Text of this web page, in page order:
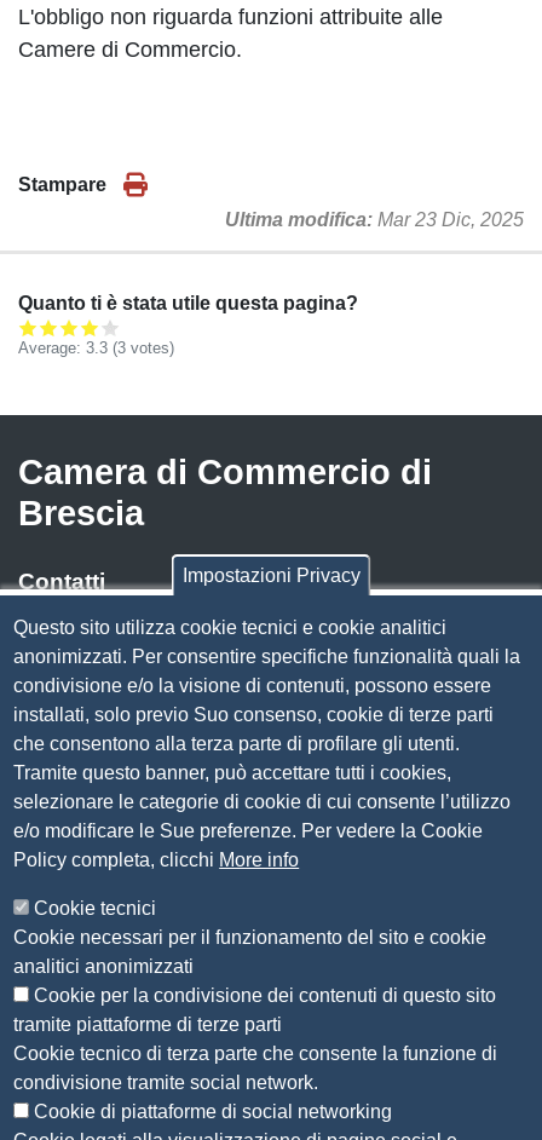
L'obbligo non riguarda funzioni attribuite alle
Camere di Commercio.
Stampare
Ultima modifica Mar 23 Dic, 2025
Quanto ti è stata utile questa pagina?
Average: 3.3 (3 votes)
Camera di Commercio di
Brescia
Contatti
Via Luigi Einaudi, 23, 25121 Brescia BS
Tel. 030 37251
PECcamera.brescia@bs.legalmail.camcom.it
P.IVA 00859790172
C.F. 80013870177
Contatti
Amministrazione Trasparente
Organizzazione
Bandi di concorso
Bandi di gara e contratti
Provvedimenti
Attività e procedimenti
Seguici su
Impostazioni Privacy
Questo sito utilizza cookie tecnici e cookie analitici
anonimizzati. Per consentire specifiche funzionalità quali la
condivisione e/o la visione di contenuti, possono essere
installati, solo previo Suo consenso, cookie di terze parti
che consentono alla terza parte di profilare gli utenti.
Tramite questo banner, può accettare tutti i cookies,
selezionare le categorie di cookie di cui consente l’utilizzo
e/o modificare le Sue preferenze. Per vedere la Cookie
Policy completa, clicchi More info
Cookie tecnici
Cookie necessari per il funzionamento del sito e cookie
analitici anonimizzati
Cookie per la condivisione dei contenuti di questo sito
tramite piattaforme di terze parti
Cookie tecnico di terza parte che consente la funzione di
condivisione tramite social network.
Cookie di piattaforme di social networking